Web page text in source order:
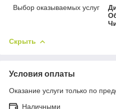
Выбор оказываемых услуг
Скрыть
Условия оплаты
Оказание услуги только по
Наличными